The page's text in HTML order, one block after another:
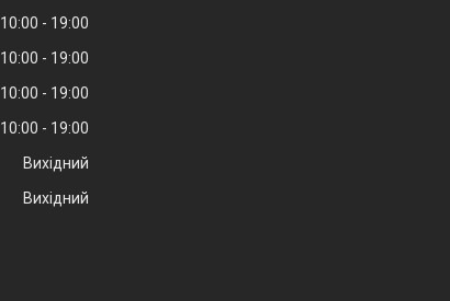
10:00
19:00
10:00
19:00
10:00
19:00
10:00
19:00
Вихідний
Вихідний